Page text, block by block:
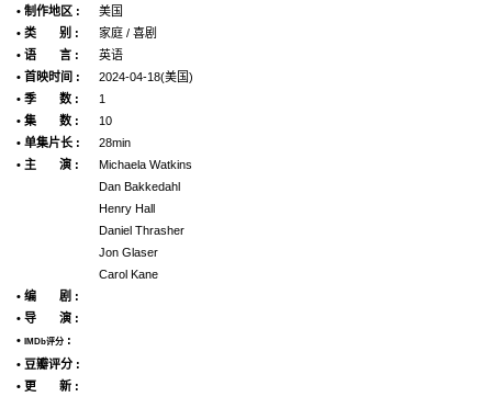
• 制作地区 :
美国
• 类 别 :
家庭 / 喜剧
• 语 言 :
英语
• 首映时间 :
2024-04-18(美国)
• 季 数 :
1
• 集 数 :
10
• 单集片长 :
28min
• 主 演 :
Michaela Watkins
Dan Bakkedahl
Henry Hall
Daniel Thrasher
Jon Glaser
Carol Kane
• 编 剧 :
• 导 演 :
• IMDb评分 :
• 豆瓣评分 :
• 更 新 :